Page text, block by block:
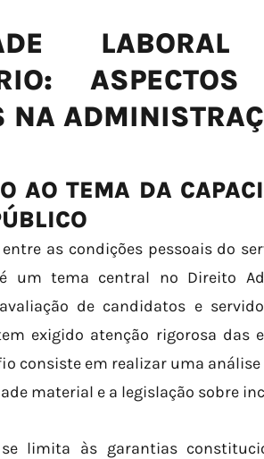
NA
AO TEMA DA
as condições pessoais do
um tema central no Direito
de candidatos e
exigido atenção rigorosa das
consiste em realizar uma
material e a legislação sobre
limita às garantias